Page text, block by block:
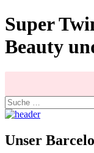
Skip
to
content
Super
Beauty
Search
for:
Unser